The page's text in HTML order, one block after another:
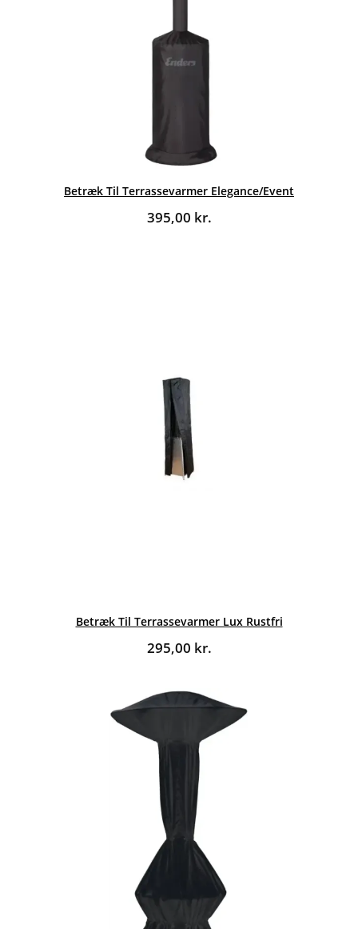
Betræk Til Terrassevarmer Elegance/Event
395,00 kr.
Betræk Til Terrassevarmer Lux Rustfri
295,00 kr.